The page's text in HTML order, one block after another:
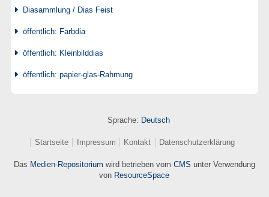
Diasammlung / Dias Feist
öffentlich: Farbdia
öffentlich: Kleinbilddias
öffentlich: papier-glas-Rahmung
Sprache: Deutsch
Startseite Impressum Kontakt Datenschutzerklärung
Das Medien-Repositorium wird betrieben vom CMS unter Verwendung
von ResourceSpace